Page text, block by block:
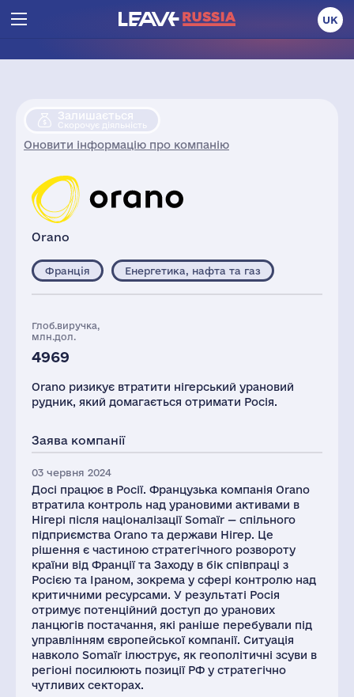
UK
Залишається
Скорочує діяльність
Оновити інформацію про компанію
Orano
Франція Енергетика, нафта та газ
Глоб.виручка,
млн.дол.
4969
Orano ризикує втратити нігерський урановий
рудник, який домагається отримати Росія.
Заява компанії
03 червня 2024
Досі працює в Росії. Французька компанія Orano
втратила контроль над урановими активами в
Нігері після націоналізації Somaïr — спільного
підприємства Orano та держави Нігер. Це
рішення є частиною стратегічного розвороту
країни від Франції та Заходу в бік співпраці з
Росією та Іраном, зокрема у сфері контролю над
критичними ресурсами. У результаті Росія
отримує потенційний доступ до уранових
ланцюгів постачання, які раніше перебували під
управлінням європейської компанії. Ситуація
навколо Somaïr ілюструє, як геополітичні зсуви в
регіоні посилюють позиції РФ у стратегічно
чутливих секторах.